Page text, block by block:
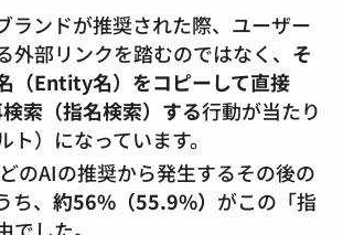
ランドが推奨された際、ユーザー
外部リンクを踏むのではなく、 そ
（Entity名）をコピーして直接
索（指名検索）する行動が当たり
ト）になっています。
のAIの推奨から発生するその後の
、 約56%（55.9%） がこの「指